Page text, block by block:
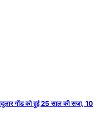
गोंड को हुई 25 साल की सजा, 10